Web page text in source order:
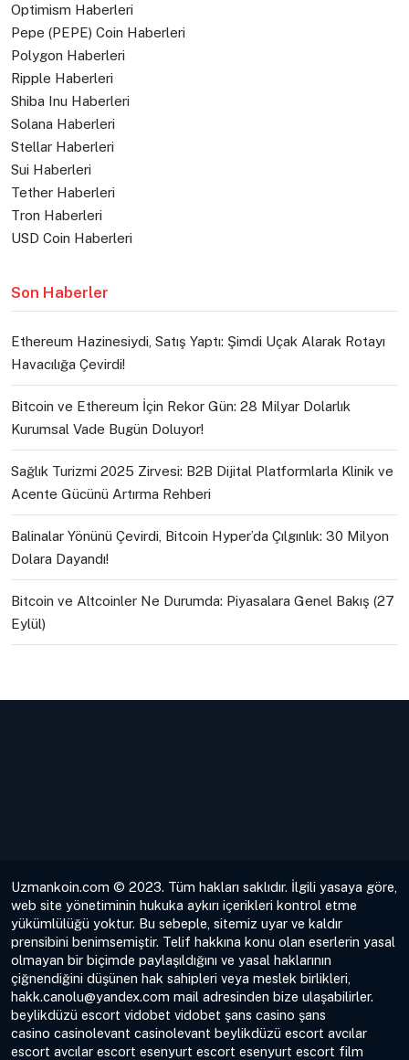
Optimism Haberleri
Pepe (PEPE) Coin Haberleri
Polygon Haberleri
Ripple Haberleri
Shiba Inu Haberleri
Solana Haberleri
Stellar Haberleri
Sui Haberleri
Tether Haberleri
Tron Haberleri
USD Coin Haberleri
Son Haberler
Ethereum Hazinesiydi, Satış Yaptı: Şimdi Uçak Alarak Rotayı
Havacılığa Çevirdi!
Bitcoin ve Ethereum İçin Rekor Gün: 28 Milyar Dolarlık
Kurumsal Vade Bugün Doluyor!
Sağlık Turizmi 2025 Zirvesi: B2B Dijital Platformlarla Klinik ve
Acente Gücünü Artırma Rehberi
Balinalar Yönünü Çevirdi, Bitcoin Hyper’da Çılgınlık: 30 Milyon
Dolara Dayandı!
Bitcoin ve Altcoinler Ne Durumda: Piyasalara Genel Bakış (27
Eylül)
Uzmankoin.com © 2023. Tüm hakları saklıdır. İlgili yasaya göre,
web site yönetiminin hukuka aykırı içerikleri kontrol etme
yükümlülüğü yoktur. Bu sebeple, sitemiz uyar ve kaldır
prensibini benimsemiştir. Telif hakkına konu olan eserlerin yasal
olmayan bir biçimde paylaşıldığını ve yasal haklarının
çiğnendiğini düşünen hak sahipleri veya meslek birlikleri,
hakk.canolu@yandex.com mail adresinden bize ulaşabilirler.
beylikdüzü escort vidobet vidobet şans casino şans
casino casinolevant casinolevant beylikdüzü escort avcılar
escort avcılar escort esenyurt escort esenyurt escort film